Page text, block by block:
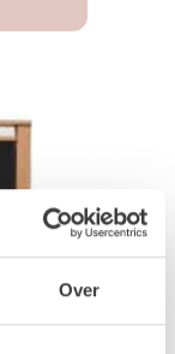
Over